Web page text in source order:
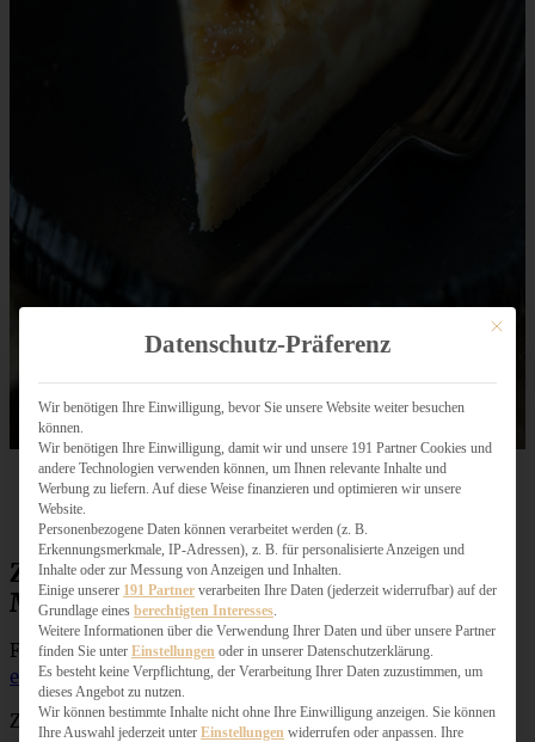
Zutaten Apfeltarte mit Schmand und
Mandeln
Für eine Tarteform von 26 cm Durchmesser(günstig ist
eine Form mit Hebeboden)*:
Zutaten für eine
Mit
Datenschutz-Präferenz
Wir benötigen Ihre Einwilligung, bevor Sie unsere Website weiter besuchen
können.
Wir benötigen Ihre Einwilligung, damit wir und unsere 191 Partner Cookies und
andere Technologien verwenden können, um Ihnen relevante Inhalte und
Werbung zu liefern. Auf diese Weise finanzieren und optimieren wir unsere
Website.
Personenbezogene Daten können verarbeitet werden (z. B.
Erkennungsmerkmale, IP-Adressen), z. B. für personalisierte Anzeigen und
Inhalte oder zur Messung von Anzeigen und Inhalten.
Einige unserer 191 Partner verarbeiten Ihre Daten (jederzeit widerrufbar) auf der
Grundlage eines berechtigten Interesses
Weitere Informationen über die Verwendung Ihrer Daten und über unsere Partner
finden Sie unter Einstellungen oder in unserer Datenschutzerklärung.
Es besteht keine Verpflichtung, der Verarbeitung Ihrer Daten zuzustimmen, um
dieses Angebot zu nutzen.
Wir können bestimmte Inhalte nicht ohne Ihre Einwilligung anzeigen. Sie können
Ihre Auswahl jederzeit unter Einstellungen widerrufen oder anpassen. Ihre